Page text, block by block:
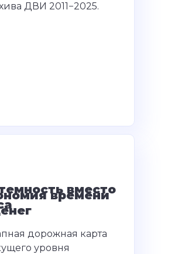
ДВИ 2011−2025.
вместо
времени
дорожная карта
уровня